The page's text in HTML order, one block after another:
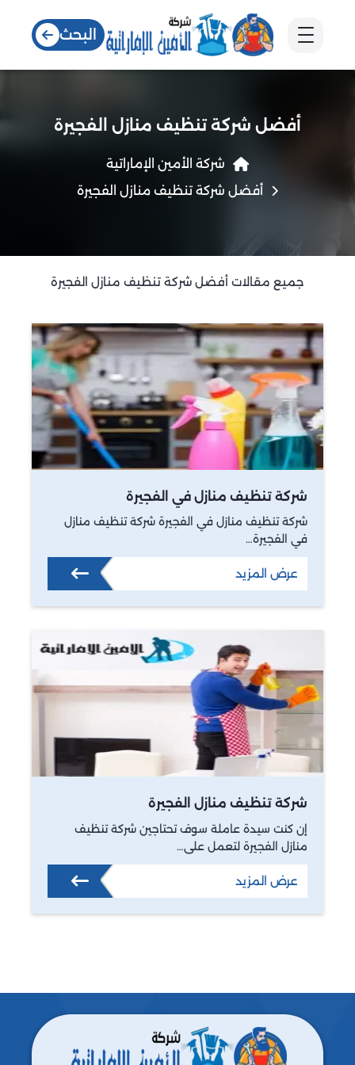
البحث
أفضل شركة تنظيف منازل الفجيرة
شركة الأمين الإماراتية
أفضل شركة تنظيف منازل الفجيرة
جميع مقالات أفضل شركة تنظيف منازل الفجيرة
شركة تنظيف منازل في الفجيرة
شركة تنظيف منازل في الفجيرة شركة تنظيف منازل
في الفجيرة…
عرض المزيد
شركة تنظيف منازل الفجيرة
إن كنت سيدة عاملة سوف تحتاجين شركة تنظيف
منازل الفجيرة لتعمل على…
عرض المزيد